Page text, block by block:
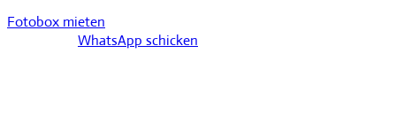
Fotobox mieten
WhatsApp schicken